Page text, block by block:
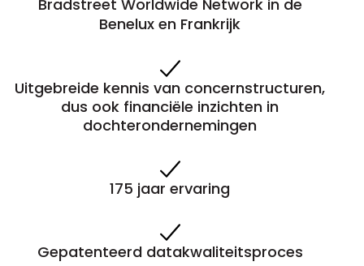
Bradstreet Worldwide Network in de
Benelux en Frankrijk
Uitgebreide kennis van concernstructuren,
dus ook financiële inzichten in
dochterondernemingen
175 jaar ervaring
Gepatenteerd datakwaliteitsproces